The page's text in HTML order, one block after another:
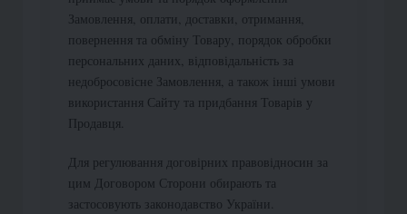
Замовлення, оплати, доставки, отримання,
повернення та обміну Товару, порядок обробки
персональних даних, відповідальність за
недобросовісне Замовлення, а також інші умови
використання Сайту та придбання Товарів у
Продавця.
Для регулювання договірних правовідносин за
цим Договором Сторони обирають та
застосовують законодавство України.